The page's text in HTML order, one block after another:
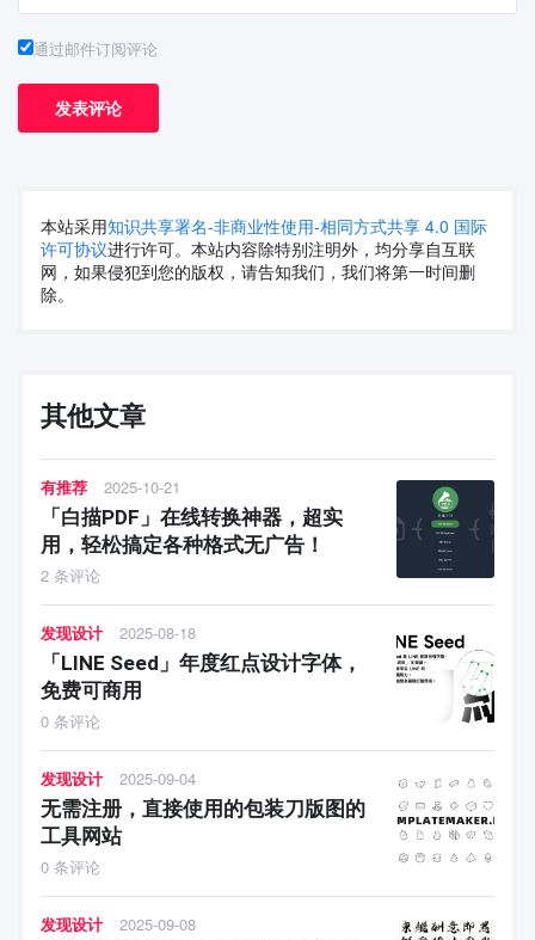
通过邮件订阅评论
本站采用知识共享署名-非商业性使用-相同方式共享 4.0 国际
许可协议进行许可。本站内容除特别注明外，均分享自互联
网，如果侵犯到您的版权，请告知我们，我们将第一时间删
除。
其他文章
有推荐 2025-10-21
「白描PDF」在线转换神器，超实
用，轻松搞定各种格式无广告！
2 条评论
发现设计 2025-08-18
「LINE Seed」年度红点设计字体，
免费可商用
0 条评论
发现设计 2025-09-04
无需注册，直接使用的包装刀版图的
工具网站
0 条评论
发现设计 2025-09-08